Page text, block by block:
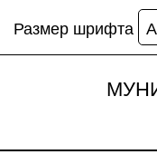
Размер шрифта